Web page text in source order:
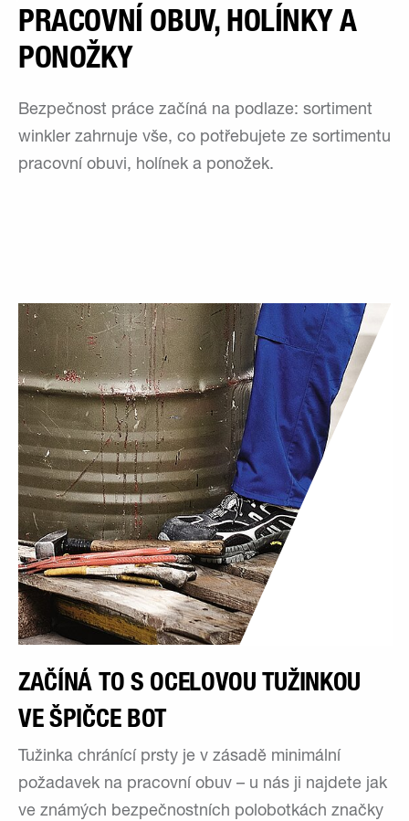
PRACOVNÍ OBUV, HOLÍNKY A
PONOŽKY
Bezpečnost práce začíná na podlaze: sortiment
winkler zahrnuje vše, co potřebujete ze sortimentu
pracovní obuvi, holínek a ponožek.
ZAČÍNÁ TO S OCELOVOU TUŽINKOU
VE ŠPIČCE BOT
Tužinka chránící prsty je v zásadě minimální
požadavek na pracovní obuv – u nás ji najdete jak
ve známých bezpečnostních polobotkách značky